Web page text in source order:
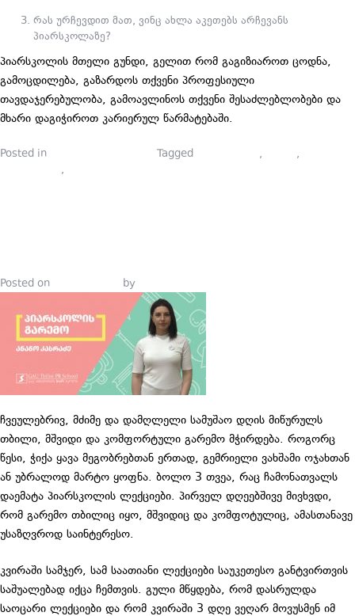
რას ურჩევდით მათ, ვინც ახლა აკეთებს არჩევანს
პიარსკოლაზე?
პიარსკოლის მთელი გუნდი, გელით რომ გაგიზიაროთ ცოდნა,
გამოცდილება, გაზარდოს თქვენი პროფესიული
თავდაჯერებულობა, გამოავლინოს თქვენი შესაძლებლობები და
მხარი დაგიჭიროთ კარიერულ წარმატებაში.
Posted in Tagged ,
,
,
Posted on by
ჩვეულებრივ, მძიმე და დამღლელი სამუშაო დღის მიწურულს
თბილი, მშვიდი და კომფორტული გარემო მჭირდება. როგორც
წესი, ჭიქა ყავა მეგობრებთან ერთად, გემრიელი ვახშამი ოჯახთან
ან უბრალოდ მარტო ყოფნა. ბოლო 3 თვეა, რაც ჩამონათვალს
დაემატა პიარსკოლის ლექციები. პირველ დღეებშივე მივხვდი,
რომ გარემო თბილიც იყო, მშვიდიც და კომფოტულიც, ამასთანავე
უსაზღვროდ საინტერესო.
კვირაში სამჯერ, სამ საათიანი ლექციები საუკეთესო განტვირთვის
საშუალებად იქცა ჩემთვის. გული მწყდება, რომ დასრულდა
საოცარი ლექციები და რომ კვირაში 3 დღე ვეღარ მოვუსმენ იმ